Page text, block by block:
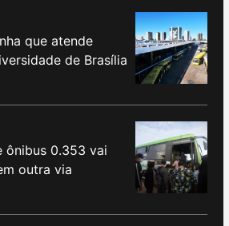
que atende
de Brasília
ônibus 0.353 vai
outra via